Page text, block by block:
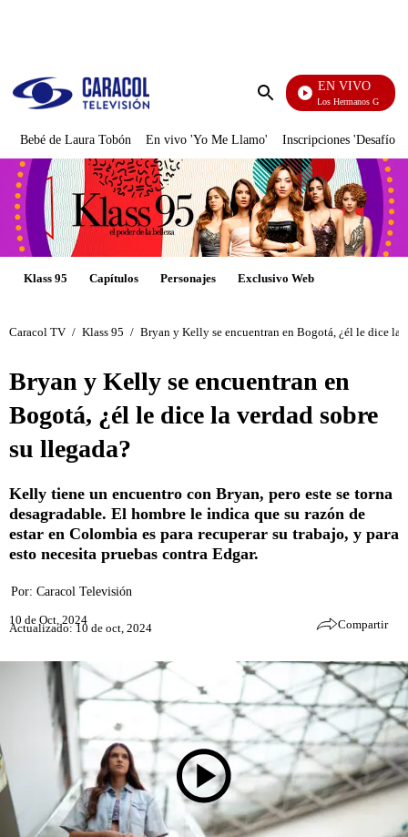
Enviar
EN VIVO
Cuentos De Los Hermanos Grimm
Bebé de Laura Tobón En vivo 'Yo Me Llamo' Inscripciones 'Desafío'
Klass 95 Capítulos Personajes Exclusivo Web
Caracol TV / Klass 95 / Bryan y Kelly se encuentran en Bogotá, ¿él le dice la
Bryan y Kelly se encuentran en
Bogotá, ¿él le dice la verdad sobre
su llegada?
Kelly tiene un encuentro con Bryan, pero este se torna
desagradable. El hombre le indica que su razón de
estar en Colombia es para recuperar su trabajo, y para
esto necesita pruebas contra Edgar.
Por: Caracol Televisión
10 de Oct, 2024
Actualizado: 10 de oct, 2024 Compartir